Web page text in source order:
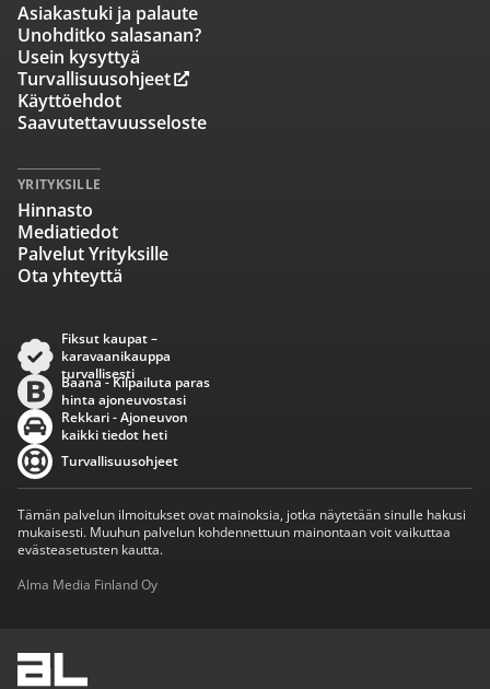
Asiakastuki ja palaute
Unohditko salasanan?
Usein kysyttyä
Turvallisuusohjeet
Käyttöehdot
Saavutettavuusseloste
YRITYKSILLE
Hinnasto
Mediatiedot
Palvelut Yrityksille
Ota yhteyttä
Fiksut kaupat –
karavaanikauppa
turvallisesti
Baana - Kilpailuta paras
hinta ajoneuvostasi
Rekkari - Ajoneuvon
kaikki tiedot heti
Turvallisuusohjeet
Tämän palvelun ilmoitukset ovat mainoksia, jotka näytetään sinulle hakusi
mukaisesti. Muuhun palvelun kohdennettuun mainontaan voit vaikuttaa
evästeasetusten kautta.
Alma Media Finland Oy